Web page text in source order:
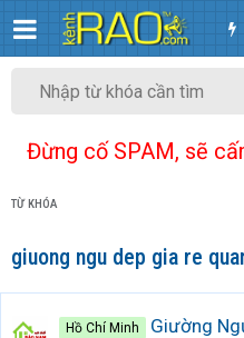
Đừng cố SPAM, sẽ
TỪ KHÓA
giuong ngu dep gia re
Hồ Chí Minh Giường